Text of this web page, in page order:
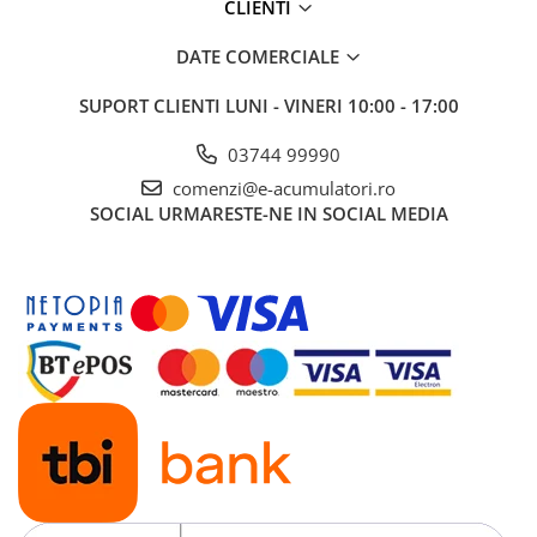
CLIENTI
DATE COMERCIALE
SUPORT CLIENTI LUNI - VINERI 10:00 - 17:00
03744 99990
comenzi@e-acumulatori.ro
SOCIAL URMARESTE-NE IN SOCIAL MEDIA